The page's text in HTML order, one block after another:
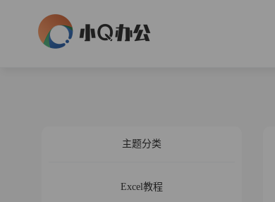
主题分类
Excel教程